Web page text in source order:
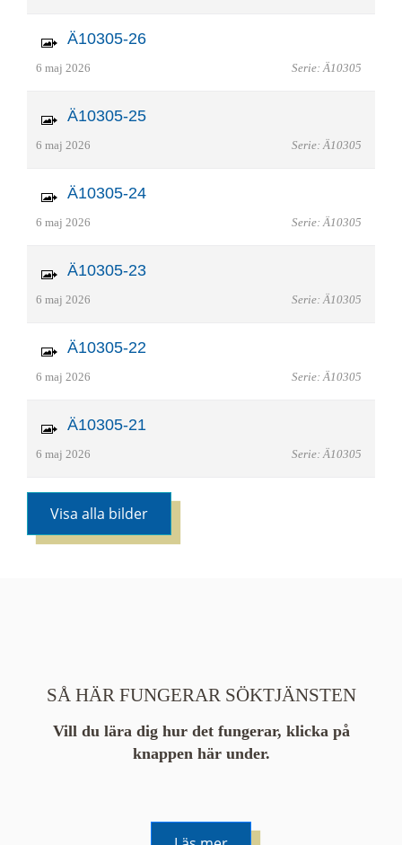
Ä10305-26
6 maj 2026 Serie: Ä10305
Ä10305-25
6 maj 2026 Serie: Ä10305
Ä10305-24
6 maj 2026 Serie: Ä10305
Ä10305-23
6 maj 2026 Serie: Ä10305
Ä10305-22
6 maj 2026 Serie: Ä10305
Ä10305-21
6 maj 2026 Serie: Ä10305
Visa alla bilder
SÅ HÄR FUNGERAR SÖKTJÄNSTEN
Vill du lära dig hur det fungerar, klicka på
knappen här under.